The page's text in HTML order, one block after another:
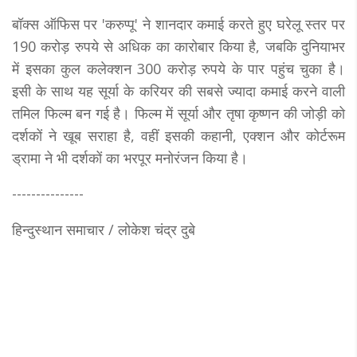
बॉक्स ऑफिस पर 'करुप्पू' ने शानदार कमाई करते हुए घरेलू स्तर पर
190 करोड़ रुपये से अधिक का कारोबार किया है, जबकि दुनियाभर
में इसका कुल कलेक्शन 300 करोड़ रुपये के पार पहुंच चुका है।
इसी के साथ यह सूर्या के करियर की सबसे ज्यादा कमाई करने वाली
तमिल फिल्म बन गई है। फिल्म में सूर्या और तृषा कृष्णन की जोड़ी को
दर्शकों ने खूब सराहा है, वहीं इसकी कहानी, एक्शन और कोर्टरूम
ड्रामा ने भी दर्शकों का भरपूर मनोरंजन किया है।
---------------
हिन्दुस्थान समाचार / लोकेश चंद्र दुबे